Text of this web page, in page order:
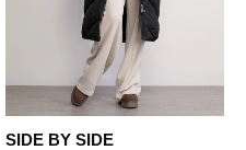
SIDE BY SIDE